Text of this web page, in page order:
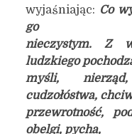
wyjaśniając: Co
go
nieczystym. Z
ludzkiego
myśli,
cudzołóstwa,
przewrotność,
obelgi, pycha,